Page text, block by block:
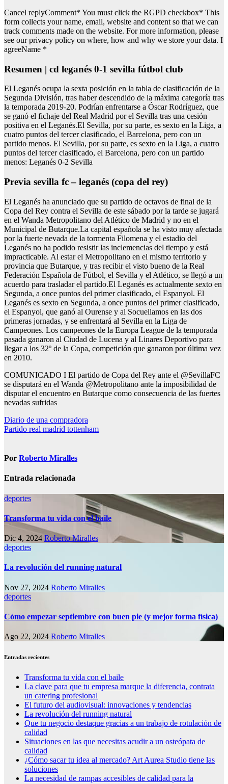
Cancel replyComment* You must click the RGPD checkbox* This
form collects your name, email, website and content so that we can
track comments made on the website. For more information, please
see our privacy policy on where, how and why we store your data. I
agreeName *
Resumen | cd leganés 0-1 sevilla fútbol club
El Leganés ocupa la sexta posición en la tabla de clasificación de la
Segunda División, tras haber descendido de la máxima categoría tras
la temporada 2019-20. Podrían enfrentarse a Óscar Rodríguez, que
se ganó el fichaje del Real Madrid por el Sevilla tras una cesión
positiva en el Leganés.El Sevilla, por su parte, es sexto en la Liga, a
cuatro puntos del tercer clasificado, el Barcelona, pero con un
partido menos. El Sevilla, por su parte, es sexto en la Liga, a cuatro
puntos del tercer clasificado, el Barcelona, pero con un partido
menos: Leganés 0-2 Sevilla
Previa sevilla fc – leganés (copa del rey)
El Leganés ha anunciado que su partido de octavos de final de la
Copa del Rey contra el Sevilla de este sábado por la tarde se jugará
en el Wanda Metropolitano del Atlético de Madrid y no en el
Municipal de Butarque.La capital española se ha visto muy afectada
por la fuerte nevada de la tormenta Filomena y el estadio del
Leganés no ha podido resistir las inclemencias del tiempo y está
impracticable. Al estar el Metropolitano en el mismo territorio y
provincia que Butarque, y tras recibir el visto bueno de la Real
Federación Española de Fútbol, el Sevilla y el Atlético, se llegó a un
acuerdo para trasladar el partido.El Leganés es actualmente sexto en
Segunda, a once puntos del primer clasificado, el Espanyol. El
Leganés es sexto en Segunda, a once puntos del primer clasificado,
el Espanyol, que ganó al Ourense y al Socuellamos en las dos
primeras jornadas, y se enfrentará al Sevilla en la Liga de
Campeones. Los campeones de la Europa League de la temporada
pasada ganaron al Ciudad de Lucena y al Linares Deportivo para
llegar a los 32º de la Copa, competición que ganaron por última vez
en 2010.
COMUNICADO I El partido de Copa del Rey ante el @SevillaFC
se disputará en el Wanda @Metropolitano ante la imposibilidad de
disputar el encuentro en Butarque como consecuencia de las fuertes
nevadas sufridas
Navegación
de
Diario de una compradora
Partido real madrid tottenham
Por Roberto Miralles
Entrada relacionada
deportes
Transforma tu vida con el baile
Dic 4, 2024 Roberto Miralles
deportes
La revolución del running natural
Nov 27, 2024 Roberto Miralles
deportes
Cómo empezar septiembre con buen pie (y mejor forma física)
Ago 22, 2024 Roberto Miralles
Entradas recientes
Transforma tu vida con el baile
La clave para que tu empresa marque la diferencia, contrata
un catering profesional
El futuro del audiovisual: innovaciones y tendencias
La revolución del running natural
Que tu negocio destaque gracias a un trabajo de rotulación de
calidad
Situaciones en las que necesitas acudir a un osteópata de
calidad
¿Cómo sacar tu idea al mercado? Art Aurea Studio tiene las
soluciones
La necesidad de rampas accesibles de calidad para la